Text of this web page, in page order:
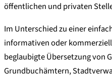
öffentlichen und privaten
Im Unterschied zu einer
informativen oder
beglaubigte Übersetzung von
Grundbuchämtern,